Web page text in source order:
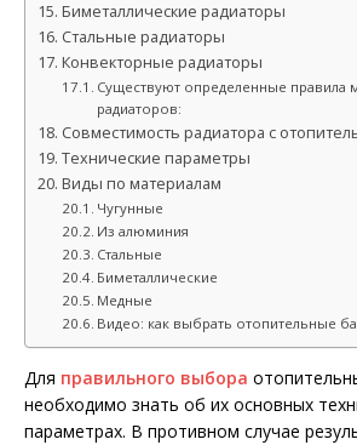
Биметаллические радиаторы
Стальные радиаторы
Конвекторные радиаторы
Существуют определенные правила
радиаторов:
Совместимость радиатора с
Технические параметры
Виды по материалам
Чугунные
Из алюминия
Стальные
Биметаллические
Медные
Видео: как выбрать отопительные
Для правильного выбора
необходимо знать об их основных
параметрах. В противном случае